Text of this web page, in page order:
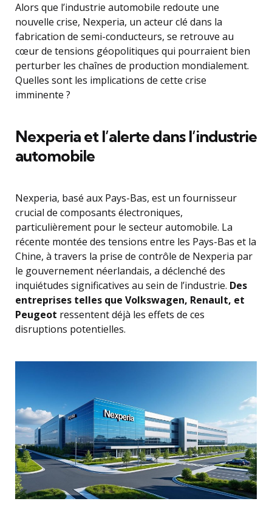
Alors que l’industrie automobile redoute une
nouvelle crise, Nexperia, un acteur clé dans la
fabrication de semi-conducteurs, se retrouve au
cœur de tensions géopolitiques qui pourraient bien
perturber les chaînes de production mondialement.
Quelles sont les implications de cette crise
imminente ?
Nexperia et l’alerte dans l’industrie
automobile
Nexperia, basé aux Pays-Bas, est un fournisseur
crucial de composants électroniques,
particulièrement pour le secteur automobile. La
récente montée des tensions entre les Pays-Bas et la
Chine, à travers la prise de contrôle de Nexperia par
le gouvernement néerlandais, a déclenché des
inquiétudes significatives au sein de l’industrie. Des
entreprises telles que Volkswagen, Renault, et
Peugeot ressentent déjà les effets de ces
disruptions potentielles.